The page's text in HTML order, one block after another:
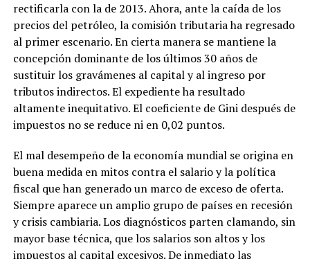
rectificarla con la de 2013. Ahora, ante la caída de los
precios del petróleo, la comisión tributaria ha regresado
al primer escenario. En cierta manera se mantiene la
concepción dominante de los últimos 30 años de
sustituir los gravámenes al capital y al ingreso por
tributos indirectos. El expediente ha resultado
altamente inequitativo. El coeficiente de Gini después de
impuestos no se reduce ni en 0,02 puntos.
El mal desempeño de la economía mundial se origina en
buena medida en mitos contra el salario y la política
fiscal que han generado un marco de exceso de oferta.
Siempre aparece un amplio grupo de países en recesión
y crisis cambiaria. Los diagnósticos parten clamando, sin
mayor base técnica, que los salarios son altos y los
impuestos al capital excesivos. De inmediato las